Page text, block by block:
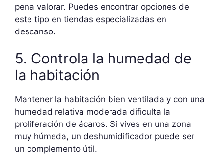
pena valorar. Puedes encontrar opciones de
este tipo en tiendas especializadas en
descanso.
5. Controla la humedad de
la habitación
Mantener la habitación bien ventilada y con una
humedad relativa moderada dificulta la
proliferación de ácaros. Si vives en una zona
muy húmeda, un deshumidificador puede ser
un complemento útil.